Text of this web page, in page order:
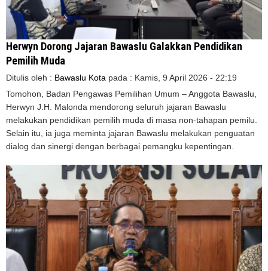
Herwyn Dorong Jajaran Bawaslu Galakkan Pendidikan
Pemilih Muda
Ditulis oleh : Bawaslu Kota pada : Kamis, 9 April 2026 - 22:19
Tomohon, Badan Pengawas Pemilihan Umum – Anggota Bawaslu,
Herwyn J.H. Malonda mendorong seluruh jajaran Bawaslu
melakukan pendidikan pemilih muda di masa non-tahapan pemilu.
Selain itu, ia juga meminta jajaran Bawaslu melakukan penguatan
dialog dan sinergi dengan berbagai pemangku kepentingan.